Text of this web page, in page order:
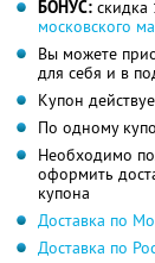
БОНУС: скидка
московского
Вы можете
для себя и в
Купон
По одному
Необходимо
оформить
купона
Доставка по
Доставка по